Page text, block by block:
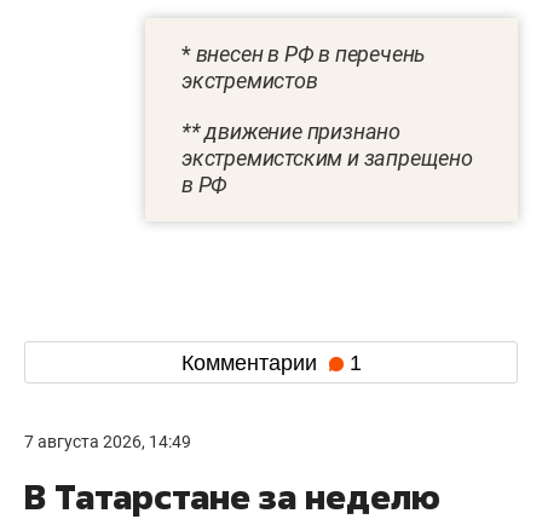
*внесен в РФ в перечень
экстремистов
** движение признано
экстремистским и запрещено
в РФ
Комментарии 1
7 августа 2026, 14:49
В Татарстане за неделю